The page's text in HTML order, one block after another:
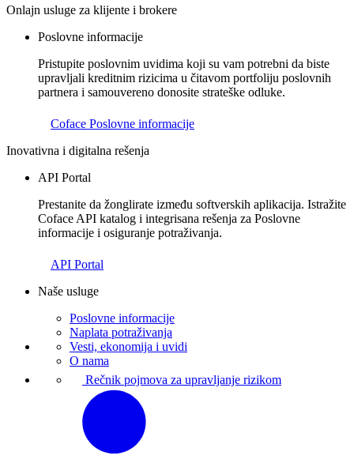
Onlajn usluge za klijente i brokere
Poslovne informacije
Pristupite poslovnim uvidima koji su vam potrebni da biste
upravljali kreditnim rizicima u čitavom portfoliju poslovnih
partnera i samouvereno donosite strateške odluke.
Coface Poslovne informacije
Inovativna i digitalna rešenja
API Portal
Prestanite da žonglirate između softverskih aplikacija. Istražite
Coface API katalog i integrisana rešenja za Poslovne
informacije i osiguranje potraživanja.
API Portal
Naše usluge
Poslovne informacije
Naplata potraživanja
Vesti, ekonomija i uvidi
O nama
Rečnik pojmova za upravljanje rizikom